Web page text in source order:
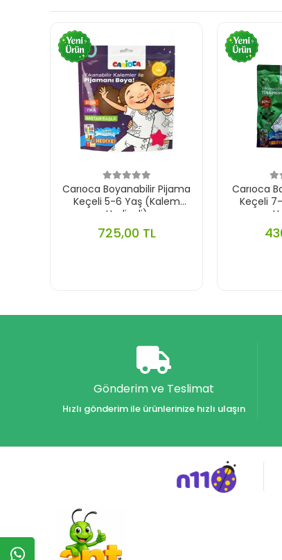
Carıoca Boyanabilir Pijama
Keçeli 5-6 Yaş (Kalem
Hediyeli)
725,00 TL
Carıoca
Keçeli
Gönderim ve Teslimat
Hızlı gönderim ile ürünlerinize hızlı ulaşın